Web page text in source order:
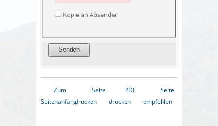
Kopie an Absender
Zum
Seitenanfang
Seite
drucken
PDF
drucken
Seite
empfehlen